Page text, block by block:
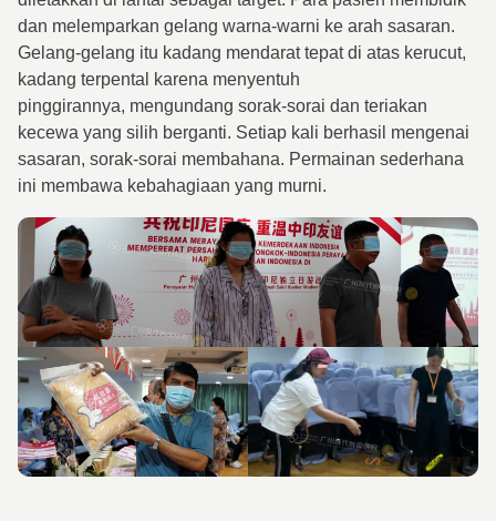
dan melemparkan gelang warna-warni ke arah sasaran.
Gelang-gelang itu kadang mendarat tepat di atas kerucut,
kadang terpental karena menyentuh
pinggirannya, mengundang sorak-sorai dan teriakan
kecewa yang silih berganti. Setiap kali berhasil mengenai
sasaran, sorak-sorai membahana. Permainan sederhana
ini membawa kebahagiaan yang murni.